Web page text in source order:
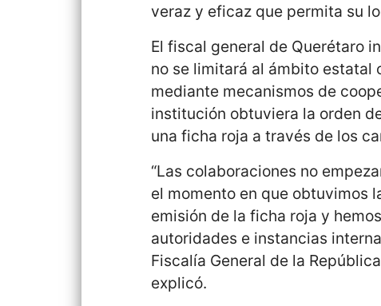
veraz y eficaz que permita su
El fiscal general de Querétaro
no se limitará al ámbito estatal
mediante mecanismos de
institución obtuviera la orden
una ficha roja a través de los
“Las colaboraciones no
el momento en que obtuvimos
emisión de la ficha roja y
autoridades e instancias
Fiscalía General de la
explicó.